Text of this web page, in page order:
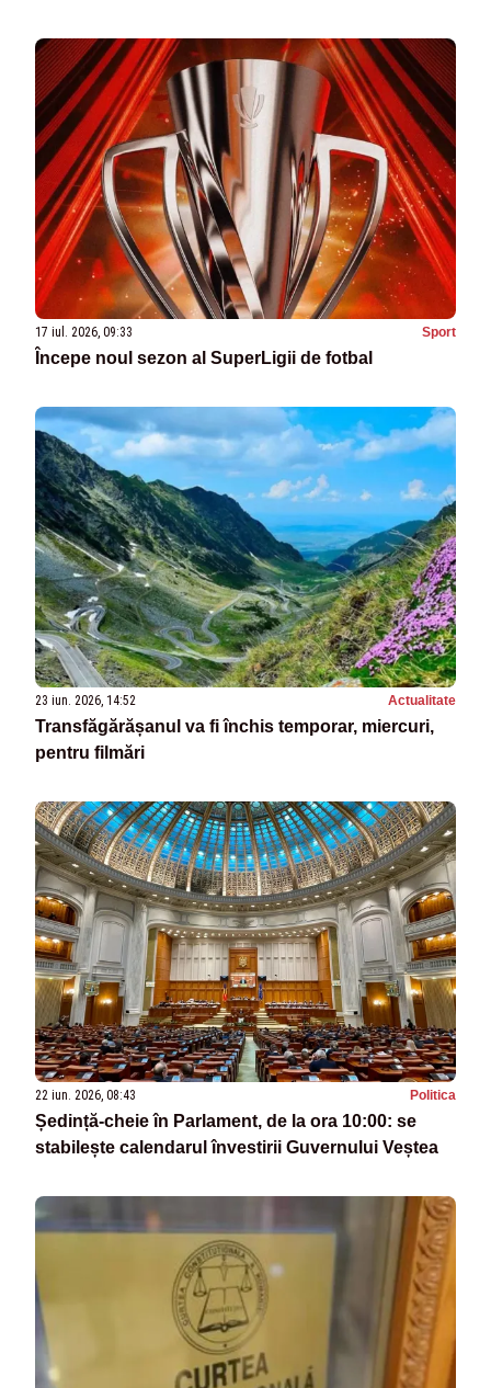
17 iul. 2026, 09:33 Sport
Începe noul sezon al SuperLigii de fotbal
23 iun. 2026, 14:52 Actualitate
Transfăgărășanul va fi închis temporar, miercuri,
pentru filmări
22 iun. 2026, 08:43 Politica
Ședință-cheie în Parlament, de la ora 10:00: se
stabilește calendarul învestirii Guvernului Veștea